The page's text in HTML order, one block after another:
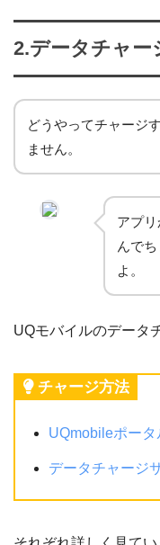
2.データチャー
どうやってチャージ
ません。
アプ
んで
よ。
UQモバイルのデータ
チャージ方法
UQmobileポータ
データチャージ